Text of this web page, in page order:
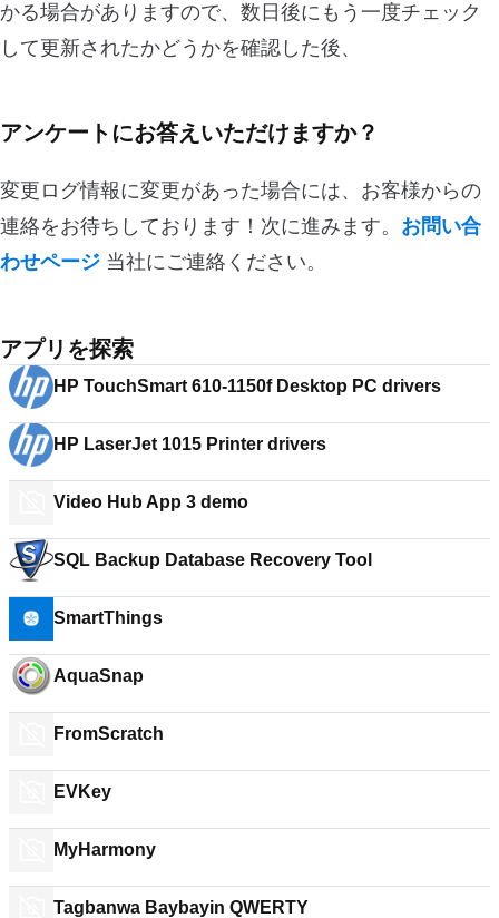
かる場合がありますので、数日後にもう一度チェック
して更新されたかどうかを確認した後、
アンケートにお答えいただけますか？
変更ログ情報に変更があった場合には、お客様からの
連絡をお待ちしております！次に進みます。 お問い合
わせページ 当社にご連絡ください。
アプリを探索
HP TouchSmart 610-1150f Desktop PC drivers
HP LaserJet 1015 Printer drivers
Video Hub App 3 demo
SQL Backup Database Recovery Tool
SmartThings
AquaSnap
FromScratch
EVKey
MyHarmony
Tagbanwa Baybayin QWERTY